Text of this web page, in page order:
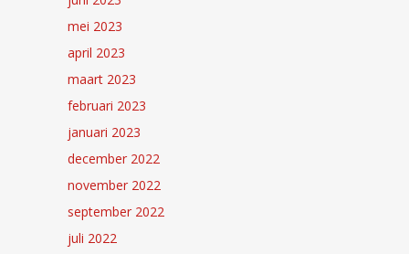
mei 2023
april 2023
maart 2023
februari 2023
januari 2023
december 2022
november 2022
september 2022
juli 2022